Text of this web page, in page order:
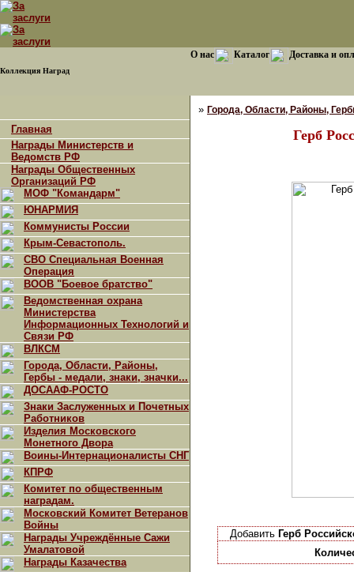
Коллекция Наград
О нас Каталог Доставка и
Главная
Награды Министерств и
Ведомств РФ
Награды Общественных
Организаций РФ
МОФ "Командарм"
ЮНАРМИЯ
Коммунисты России
Крым-Севастополь.
СВО Специальная Военная
Операция
ВООВ "Боевое братство"
Ведомственная охрана
Министерства
Информационных Технологий и
Связи РФ
ВЛКСМ
Города, Области, Районы,
Гербы - медали, знаки, значки...
ДОСААФ-РОСТО
Знаки Заслуженных и Почетных
Работников
Изделия Московского
Монетного Двора
Воины-Интернационалисты СНГ
КПРФ
Комитет по общественным
наградам.
Московский Комитет Ветеранов
Войны
Награды Учреждённые Сажи
Умалатовой
Награды Казачества
» Города, Области, Районы,
Герб
Добавить Герб